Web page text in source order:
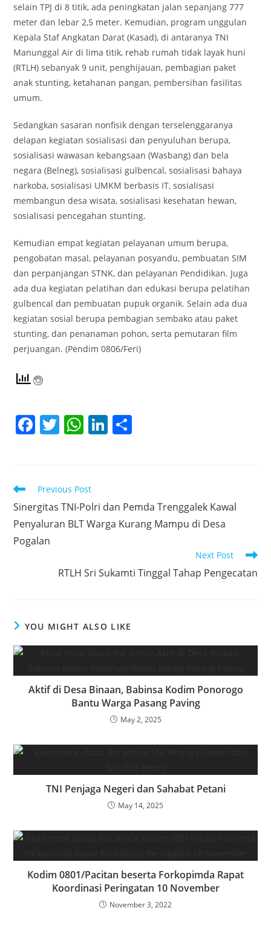
selain TPJ di 8 titik, ada peningkatan jalan sepanjang 777
meter dan lebar 2,5 meter. Kemudian, program unggulan
Kepala Staf Angkatan Darat (Kasad), di antaranya TNI
Manunggal Air di lima titik, rehab rumah tidak layak huni
(RTLH) sebanyak 9 unit, penghijauan, pembagian paket
anak stunting, ketahanan pangan, pembersihan fasilitas
umum.
Sedangkan sasaran nonfisik dengan terselenggaranya
delapan kegiatan sosialisasi dan penyuluhan berupa,
sosialisasi wawasan kebangsaan (Wasbang) dan bela
negara (Belneg), sosialisasi gulbencal, sosialisasi bahaya
narkoba, sosialisasi UMKM berbasis IT, sosialisasi
membangun desa wisata, sosialisasi kesehatan hewan,
sosialisasi pencegahan stunting.
Kemudian empat kegiatan pelayanan umum berupa,
pengobatan masal, pelayanan posyandu, pembuatan SIM
dan perpanjangan STNK, dan pelayanan Pendidikan. Juga
ada dua kegiatan pelatihan dan edukasi berupa pelatihan
gulbencal dan pembuatan pupuk organik. Selain ada dua
kegiatan sosial berupa pembagian sembako atau paket
stunting, dan penanaman pohon, serta pemutaran film
perjuangan. (Pendim 0806/Feri)
F
e
b
o
o
T
er
W
s
A
p
Li
dI
n
Read
articles
Previous Post
Sinergitas TNI-Polri dan Pemda Trenggalek Kawal
Penyaluran BLT Warga Kurang Mampu di Desa
Pogalan
Next Post
RTLH Sri Sukamti Tinggal Tahap Pengecatan
YOU MIGHT ALSO LIKE
Aktif di Desa Binaan, Babinsa Kodim Ponorogo
Bantu Warga Pasang Paving
May 2, 2025
TNI Penjaga Negeri dan Sahabat Petani
May 14, 2025
Kodim 0801/Pacitan beserta Forkopimda Rapat
Koordinasi Peringatan 10 November
November 3, 2022